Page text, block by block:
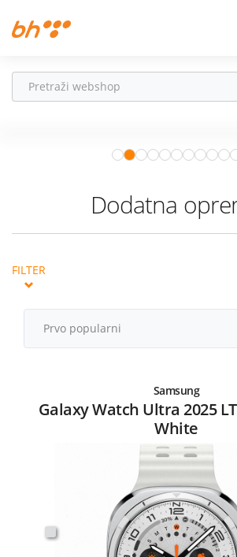
Fiksna
Akcije
Podrška
Ne propusti
Prood 04.08.–31.08.
super pokloni!
Dodatna
FILTER
Samsung
Galaxy Watch Ultra 2025
White